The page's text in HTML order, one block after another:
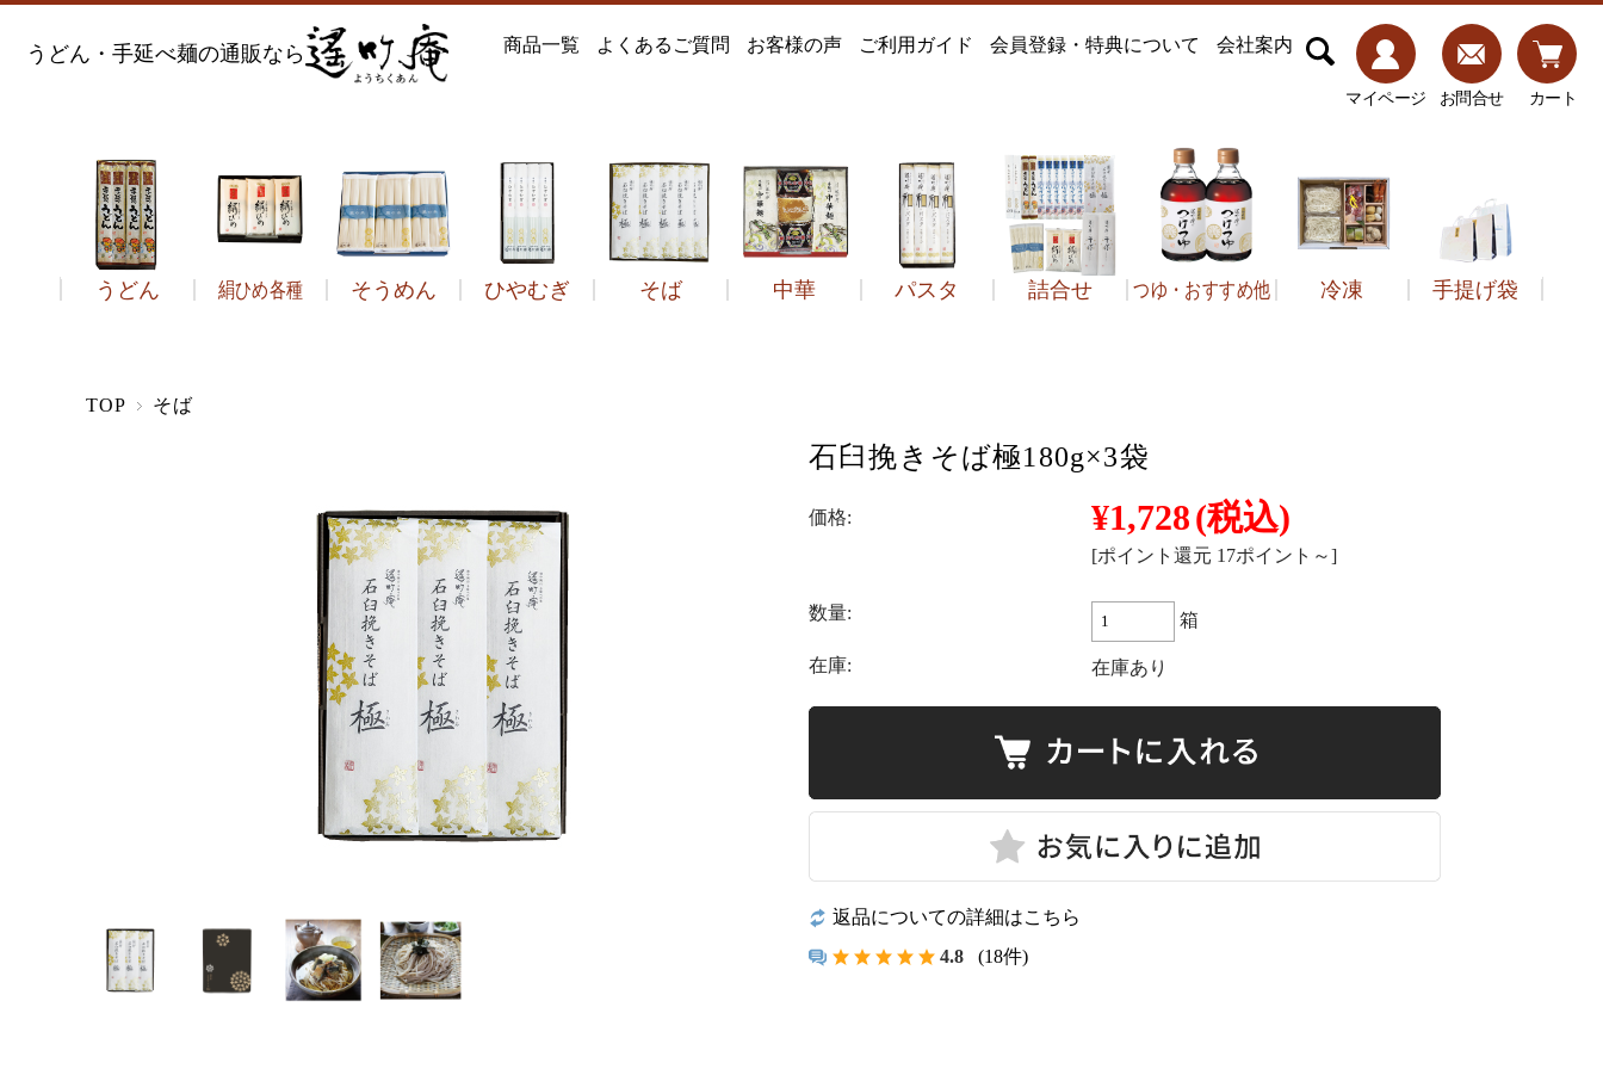
うどん・手延べ麺の通販なら 商品一覧 よくあるご質問 お客様の声 ご利用ガイド 会員登録・特典について 会社案内
マイページ お問合せ カート
うどん
絹ひめ各種
そうめん
ひやむぎ
そば
中華
パスタ
詰合せ
つゆ・おすすめ他
冷凍
手提げ袋
TOP そば
石臼挽きそば極180g×3袋
価格: ¥1,728(税込)
[ポイント還元 17ポイント～]
数量: 箱
在庫: 在庫あり
返品についての詳細はこちら
4.8
(18件)